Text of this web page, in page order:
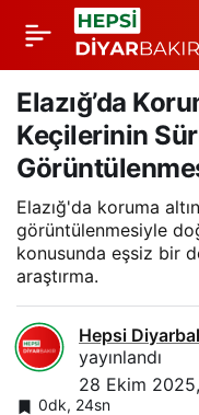
Elazığ’da
Keçilerinin
Elazığ'da koruma
görüntülenmesiyle
konusunda eşsiz bir
araştırma.
Hepsi
yayınlandı
28 Ekim
0dk, 24sn
Nemrut Kalderası:
Sonbaharın Altın
Işıklarıyla
Doğa Harikası